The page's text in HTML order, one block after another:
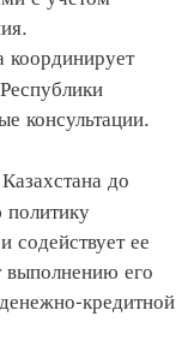
консультации.
до
содействует ее
выполнению его
кредитной